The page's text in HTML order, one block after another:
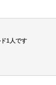
1人です